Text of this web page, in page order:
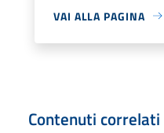
VAI ALLA PAGINA
Contenuti correlati